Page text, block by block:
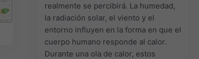
realmente se percibirá. La humedad,
la radiación solar, el viento y el
entorno influyen en la forma en que el
cuerpo humano responde al calor.
Durante una ola de calor, estos